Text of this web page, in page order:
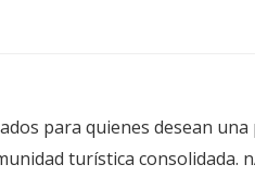
para quienes desean
turística consolidada.